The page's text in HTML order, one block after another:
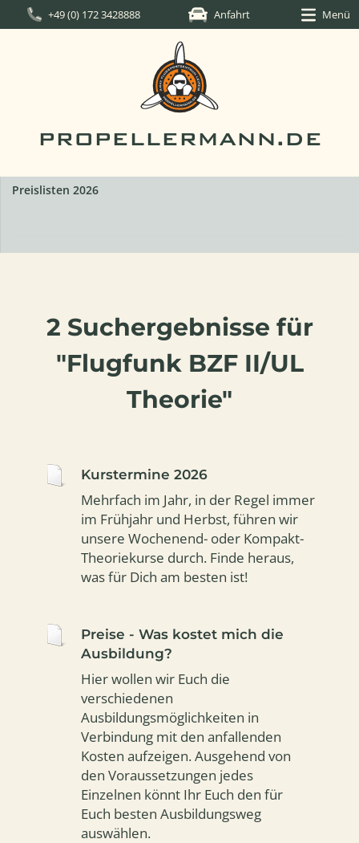
+49 (0) 172 3428888 Anfahrt Menü
PROPELLERMANN.DE
Preislisten 2026
2 Suchergebnisse für
"Flugfunk BZF II/UL
Theorie"
Kurstermine 2026
Mehrfach im Jahr, in der Regel immer
im Frühjahr und Herbst, führen wir
unsere Wochenend- oder Kompakt-
Theoriekurse durch. Finde heraus,
was für Dich am besten ist!
Preise - Was kostet mich die
Ausbildung?
Hier wollen wir Euch die
verschiedenen
Ausbildungsmöglichkeiten in
Verbindung mit den anfallenden
Kosten aufzeigen. Ausgehend von
den Voraussetzungen jedes
Einzelnen könnt Ihr Euch den für
Euch besten Ausbildungsweg
auswählen.